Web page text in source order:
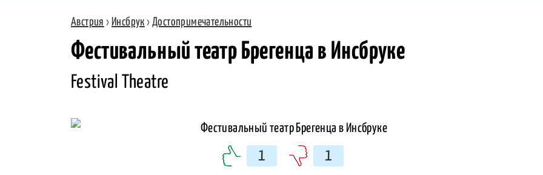
Австрия › Инсбрук ›Достопримечательности
Фестивальный театр Брегенца в Инсбруке
Festival Theatre
1 1